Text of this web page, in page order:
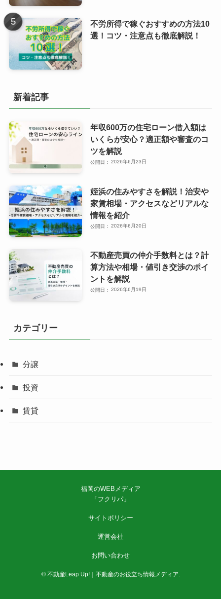
不労所得で稼ぐおすすめの方法10
選！コツ・注意点も徹底解説！
新着記事
年収600万の住宅ローン借入額は
いくらが安心？適正額や審査のコ
ツを解説
2026年6月23日
姪浜の住みやすさを解説！治安や
家賃相場・アクセスなどリアルな
情報を紹介
2026年6月20日
不動産売買の仲介手数料とは？計
算方法や相場・値引き交渉のポイ
ントを解説
2026年6月19日
カテゴリー
分譲
投資
賃貸
福岡のWEBメディア
「フクリパ」
サイトポリシー
運営会社
お問い合わせ
©不動産Leap Up!｜不動産のお役立ち情報メディア.